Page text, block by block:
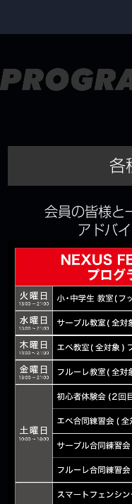
各
会員の皆様と
アドバ